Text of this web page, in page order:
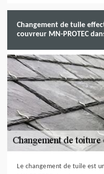
Changement de tuile
couvreur MN-PROTEC
Le changement de tuile est